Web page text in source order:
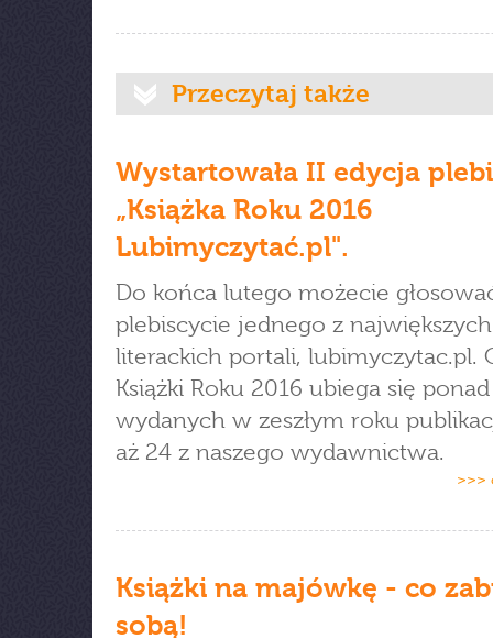
Przeczytaj także
Wystartowała II edycja
„Książka Roku 2016
Lubimyczytać.pl".
Do końca lutego możecie
plebiscycie jednego z największych
literackich portali, lubimyczytac.pl.
Książki Roku 2016 ubiega się
wydanych w zeszłym roku
aż 24 z naszego wydawnictwa.
>>>
Książki na majówkę - co
sobą!